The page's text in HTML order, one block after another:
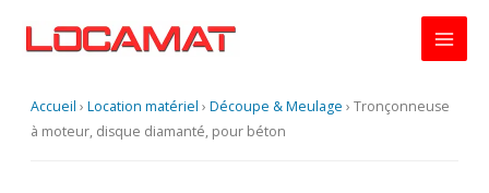
Accueil › Location matériel › Découpe & Meulage › Tronçonneuse
à moteur, disque diamanté, pour béton